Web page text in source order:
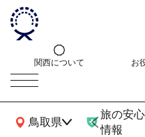
関西について お
鳥取県
関西広域MAP
旅の安
情報